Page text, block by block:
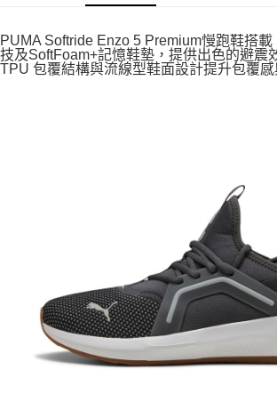
PUMA Softride Enzo 5 Premium慢跑鞋搭
技及SoftFoam+記憶鞋墊，提供出色的避震
TPU 包覆結構與流線型鞋面設計提升包覆感